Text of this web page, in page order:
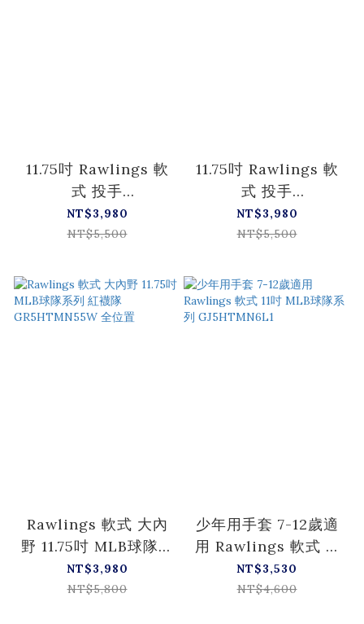
11.75吋 Rawlings 軟
式 投手
GR5HTMA15W 投手
軟式 MLB 洋基
NT$3,980
NT$5,500
11.75吋 Rawlings 軟
式 投手
GR5HTMA15W 投手
軟式 MLB 道奇
NT$3,980
NT$5,500
Rawlings 軟式 大內
野 11.75吋 MLB球隊系
列 紅襪隊
GR5HTMN55W 全位
NT$3,980
NT$5,800
少年用手套 7-12歲適
用 Rawlings 軟式 11
吋 MLB球隊系列
GJ5HTMN6L1
NT$3,530
NT$4,600